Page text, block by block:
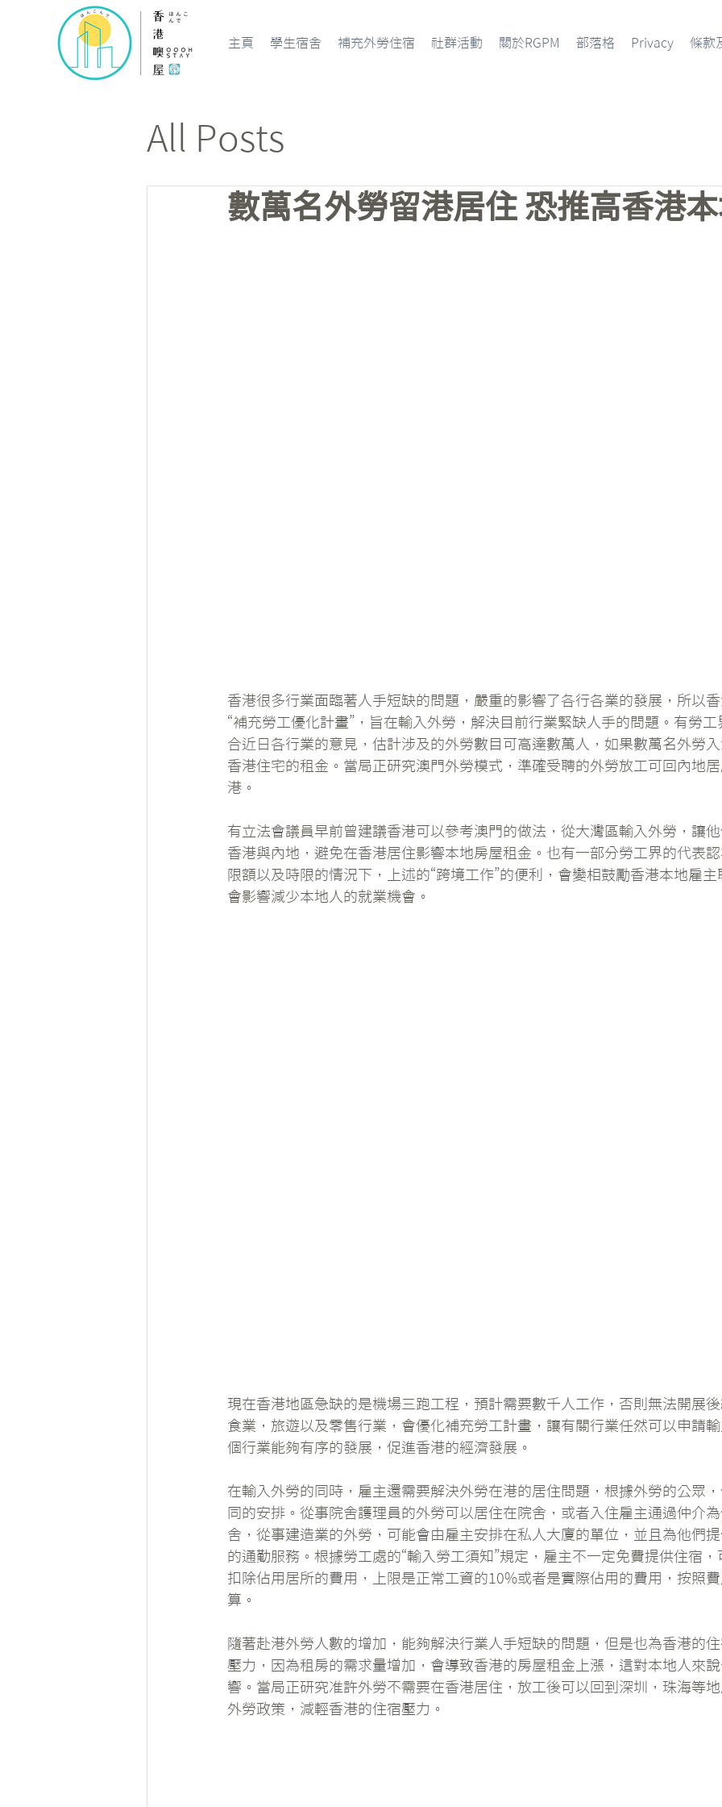
主頁 學生宿舍 補充外勞住宿 社群活動 關於RGPM 部落格 Privacy 條款
All Posts
數萬名外勞留港居住 恐推高香港
香港很多行業面臨著人手短缺的問題，嚴重的影響了各行各業的發展，所以
“補充勞工優化計畫”，旨在輸入外勞，解決目前行業緊缺人手的問題。有勞
合近日各行業的意見，估計涉及的外勞數目可高達數萬人，如果數萬名外勞
香港住宅的租金。當局正研究澳門外勞模式，準確受聘的外勞放工可回內地
港。
有立法會議員早前曾建議香港可以參考澳門的做法，從大灣區輸入外勞，讓
香港與內地，避免在香港居住影響本地房屋租金。也有一部分勞工界的代表
限額以及時限的情況下，上述的“跨境工作”的便利，會變相鼓勵香港本地雇
會影響減少本地人的就業機會。
現在香港地區急缺的是機場三跑工程，預計需要數千人工作，否則無法開展
食業，旅遊以及零售行業，會優化補充勞工計畫，讓有關行業任然可以申請
個行業能夠有序的發展，促進香港的經濟發展。
在輸入外勞的同時，雇主還需要解決外勞在港的居住問題，根據外勞的公眾
同的安排。從事院舍護理員的外勞可以居住在院舍，或者入住雇主通過仲介
舍，從事建造業的外勞，可能會由雇主安排在私人大廈的單位，並且為他們
的通勤服務。根據勞工處的“輸入勞工須知”規定，雇主不一定免費提供住宿
扣除佔用居所的費用，上限是正常工資的10%或者是實際佔用的費用，按照
算。
隨著赴港外勞人數的增加，能夠解決行業人手短缺的問題，但是也為香港的
壓力，因為租房的需求量增加，會導致香港的房屋租金上漲，這對本地人來
響。當局正研究准許外勞不需要在香港居住，放工後可以回到深圳，珠海等
外勞政策，減輕香港的住宿壓力。